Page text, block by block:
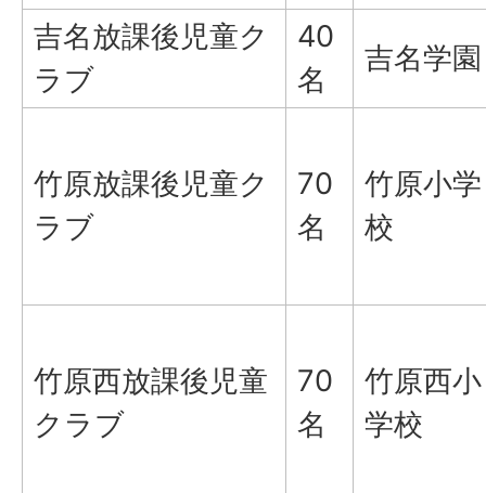
吉名放課後児童ク
ラブ
40
名
吉名学園
竹原放課後児童ク
ラブ
70
名
竹原小学
校
竹原西放課後児童
クラブ
70
名
竹原西小
学校